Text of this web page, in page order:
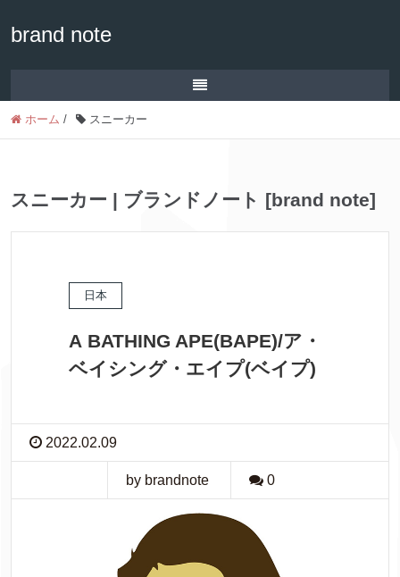
brand note
ホーム / スニーカー
スニーカー | ブランドノート [brand note]
日本
A BATHING APE(BAPE)/ア・
ベイシング・エイプ(ベイプ)
2022.02.09
by brandnote 0